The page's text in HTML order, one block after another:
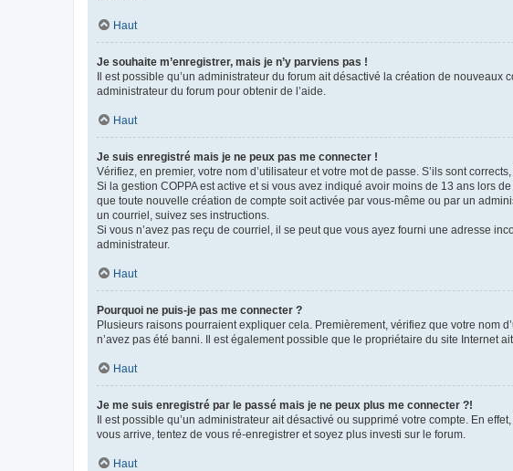
Haut
Je souhaite m’enregistrer, mais je n’y parviens pas !
Il est possible qu’un administrateur du forum ait désactivé la création de
administrateur du forum pour obtenir de l’aide.
Haut
Je suis enregistré mais je ne peux pas me connecter !
Vérifiez, en premier, votre nom d’utilisateur et votre mot de passe. S’ils sont
Si la gestion COPPA est active et si vous avez indiqué avoir moins de 13 ans lors
que toute nouvelle création de compte soit activée par vous-même ou par un
un courriel, suivez ses instructions.
Si vous n’avez pas reçu de courriel, il se peut que vous ayez fourni une adresse
administrateur.
Haut
Pourquoi ne puis-je pas me connecter ?
Plusieurs raisons pourraient expliquer cela. Premièrement, vérifiez que votre nom
n’avez pas été banni. Il est également possible que le propriétaire du site Internet
Haut
Je me suis enregistré par le passé mais je ne peux plus me connecter ?!
Il est possible qu’un administrateur ait désactivé ou supprimé votre compte. En
vous arrive, tentez de vous ré-enregistrer et soyez plus investi sur le forum.
Haut